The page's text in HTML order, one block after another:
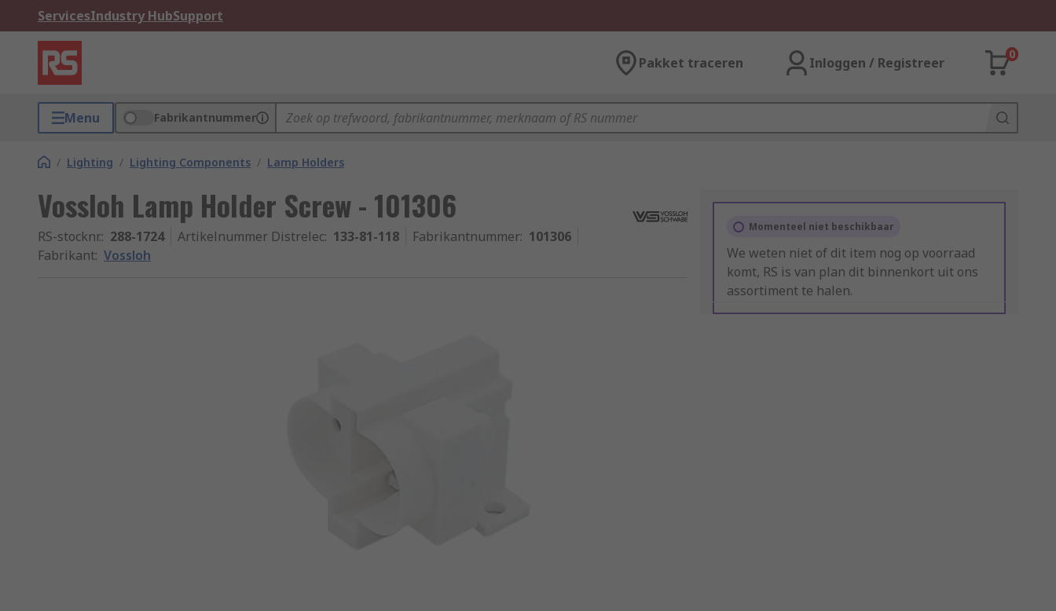
ServicesIndustry HubSupport
Pakket traceren Inloggen / Registreer
0
Menu Fabrikantnummer
/ Lighting / Lighting Components / Lamp Holders
Vossloh Lamp Holder Screw - 101306
RS-stocknr.: 288-1724 Artikelnummer Distrelec: 133-81-118 Fabrikantnummer: 101306
Fabrikant: Vossloh
Momenteel niet beschikbaar
We weten niet of dit item nog op voorraad
komt, RS is van plan dit binnenkort uit ons
assortiment te halen.